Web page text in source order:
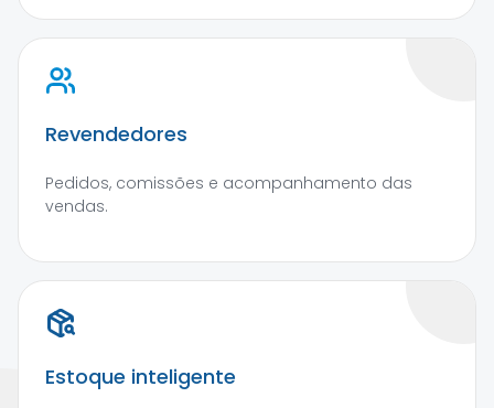
Revendedores
Pedidos, comissões e acompanhamento das
vendas.
Estoque inteligente